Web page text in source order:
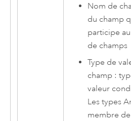
Nom de
du champ
participe
de champs
Type de
champ :
valeur
Les types
membre